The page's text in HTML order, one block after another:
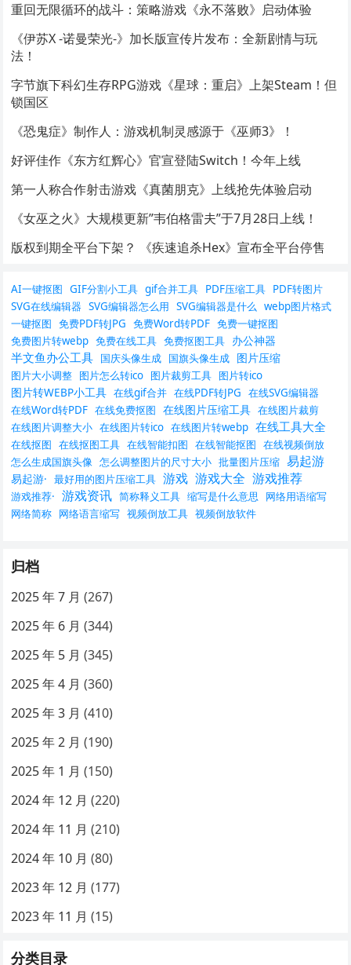
重回无限循环的战斗：策略游戏《永不落败》启动体验
《伊苏X -诺曼荣光-》加长版宣传片发布：全新剧情与玩
法！
字节旗下科幻生存RPG游戏《星球：重启》上架Steam！但
锁国区
《恐鬼症》制作人：游戏机制灵感源于《巫师3》！
好评佳作《东方红辉心》官宣登陆Switch！今年上线
第一人称合作射击游戏《真菌朋克》上线抢先体验启动
《女巫之火》大规模更新”韦伯格雷夫”于7月28日上线！
版权到期全平台下架？ 《疾速追杀Hex》宣布全平台停售
AI一键抠图 GIF分割小工具 gif合并工具 PDF压缩工具 PDF转图片
SVG在线编辑器 SVG编辑器怎么用 SVG编辑器是什么 webp图片格式
一键抠图 免费PDF转JPG 免费Word转PDF 免费一键抠图
免费图片转webp 免费在线工具 免费抠图工具 办公神器
半文鱼办公工具 国庆头像生成 国旗头像生成 图片压缩
图片大小调整 图片怎么转ico 图片裁剪工具 图片转ico
图片转WEBP小工具 在线gif合并 在线PDF转JPG 在线SVG编辑器
在线Word转PDF 在线免费抠图 在线图片压缩工具 在线图片裁剪
在线图片调整大小 在线图片转ico 在线图片转webp 在线工具大全
在线抠图 在线抠图工具 在线智能扣图 在线智能抠图 在线视频倒放
怎么生成国旗头像 怎么调整图片的尺寸大小 批量图片压缩 易起游
易起游· 最好用的图片压缩工具 游戏 游戏大全 游戏推荐
游戏推荐· 游戏资讯 简称释义工具 缩写是什么意思
网络用语缩写
网络简称 网络语言缩写 视频倒放工具 视频倒放软件
归档
2025 年 7 月 (267)
2025 年 6 月 (344)
2025 年 5 月 (345)
2025 年 4 月 (360)
2025 年 3 月 (410)
2025 年 2 月 (190)
2025 年 1 月 (150)
2024 年 12 月 (220)
2024 年 11 月 (210)
2024 年 10 月 (80)
2023 年 12 月 (177)
2023 年 11 月 (15)
分类目录